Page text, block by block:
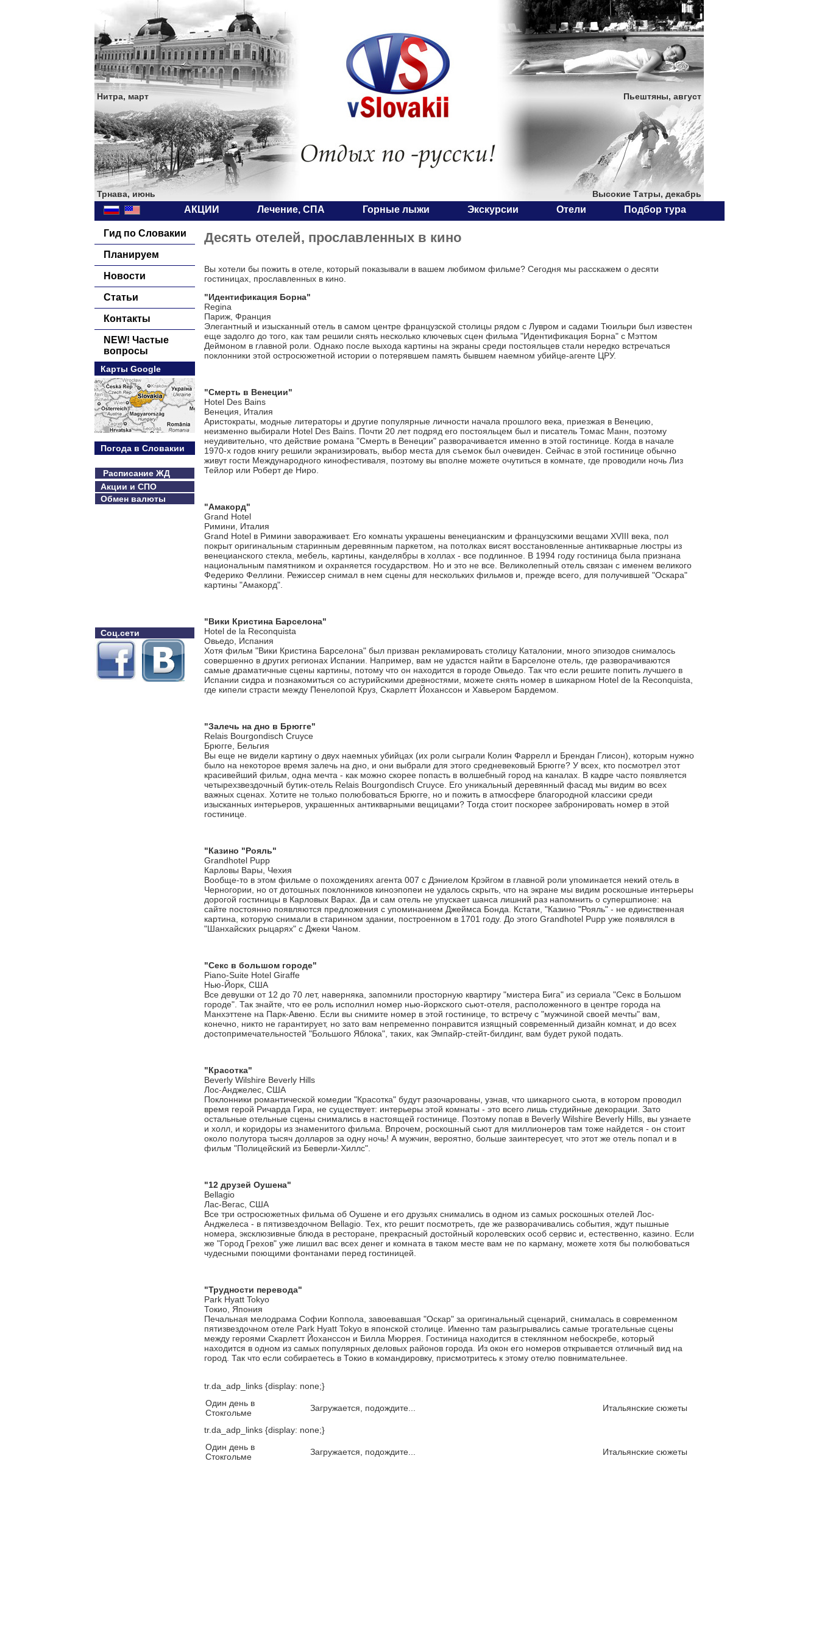
Нитра, март
Трнава, июнь
Пьештяны, август
Высокие Татры, декабрь
АКЦИИ Лечение, СПА Горные лыжи Экскурсии Отели Подбор тура
Гид по Словакии
Планируем
Новости
Статьи
Контакты
NEW! Частые
вопросы
Карты Google
Погода в Словакии
Расписание ЖД
Акции и СПО
Обмен валюты
Соц.сети
Десять отелей, прославленных в кино
Вы хотели бы пожить в отеле, который показывали в вашем любимом фильме? Сегодня мы расскажем о десяти
гостиницах, прославленных в кино.
"Идентификация Борна"
Regina
Париж, Франция
Элегантный и изысканный отель в самом центре французской столицы рядом с Лувром и садами Тюильри был известен
еще задолго до того, как там решили снять несколько ключевых сцен фильма "Идентификация Борна" с Мэттом
Деймоном в главной роли. Однако после выхода картины на экраны среди постояльцев стали нередко встречаться
поклонники этой остросюжетной истории о потерявшем память бывшем наемном убийце-агенте ЦРУ.
"Смерть в Венеции"
Hotel Des Bains
Венеция, Италия
Аристократы, модные литераторы и другие популярные личности начала прошлого века, приезжая в Венецию,
неизменно выбирали Hotel Des Bains. Почти 20 лет подряд его постояльцем был и писатель Томас Манн, поэтому
неудивительно, что действие романа "Смерть в Венеции" разворачивается именно в этой гостинице. Когда в начале
1970-х годов книгу решили экранизировать, выбор места для съемок был очевиден. Сейчас в этой гостинице обычно
живут гости Международного кинофестиваля, поэтому вы вполне можете очутиться в комнате, где проводили ночь Лиз
Тейлор или Роберт де Ниро.
"Амакорд"
Grand Hotel
Римини, Италия
Grand Hotel в Римини завораживает. Его комнаты украшены венецианским и французскими вещами XVIII века, пол
покрыт оригинальным старинным деревянным паркетом, на потолках висят восстановленные антикварные люстры из
венецианского стекла, мебель, картины, канделябры в холлах - все подлинное. В 1994 году гостиница была признана
национальным памятником и охраняется государством. Но и это не все. Великолепный отель связан с именем великого
Федерико Феллини. Режиссер снимал в нем сцены для нескольких фильмов и, прежде всего, для получившей "Оскара"
картины "Амакорд".
"Вики Кристина Барселона"
Hotel de la Reconquista
Овьедо, Испания
Хотя фильм "Вики Кристина Барселона" был призван рекламировать столицу Каталонии, много эпизодов снималось
совершенно в других регионах Испании. Например, вам не удастся найти в Барселоне отель, где разворачиваются
самые драматичные сцены картины, потому что он находится в городе Овьедо. Так что если решите попить лучшего в
Испании сидра и познакомиться со астурийскими древностями, можете снять номер в шикарном Hotel de la Reconquista,
где кипели страсти между Пенелопой Круз, Скарлетт Йоханссон и Хавьером Бардемом.
"Залечь на дно в Брюгге"
Relais Bourgondisch Cruyce
Брюгге, Бельгия
Вы еще не видели картину о двух наемных убийцах (их роли сыграли Колин Фаррелл и Брендан Глисон), которым нужно
было на некоторое время залечь на дно, и они выбрали для этого средневековый Брюгге? У всех, кто посмотрел этот
красивейший фильм, одна мечта - как можно скорее попасть в волшебный город на каналах. В кадре часто появляется
четырехзвездочный бутик-отель Relais Bourgondisch Cruyce. Его уникальный деревянный фасад мы видим во всех
важных сценах. Хотите не только полюбоваться Брюгге, но и пожить в атмосфере благородной классики среди
изысканных интерьеров, украшенных антикварными вещицами? Тогда стоит поскорее забронировать номер в этой
гостинице.
"Казино "Рояль"
Grandhotel Pupp
Карловы Вары, Чехия
Вообще-то в этом фильме о похождениях агента 007 с Дэниелом Крэйгом в главной роли упоминается некий отель в
Черногории, но от дотошных поклонников киноэпопеи не удалось скрыть, что на экране мы видим роскошные интерьеры
дорогой гостиницы в Карловых Варах. Да и сам отель не упускает шанса лишний раз напомнить о супершпионе: на
сайте постоянно появляются предложения с упоминанием Джеймса Бонда. Кстати, "Казино "Рояль" - не единственная
картина, которую снимали в старинном здании, построенном в 1701 году. До этого Grandhotel Pupp уже появлялся в
"Шанхайских рыцарях" с Джеки Чаном.
"Секс в большом городе"
Piano-Suite Hotel Giraffe
Нью-Йорк, США
Все девушки от 12 до 70 лет, наверняка, запомнили просторную квартиру "мистера Бига" из сериала "Секс в Большом
городе". Так знайте, что ее роль исполнил номер нью-йоркского сьют-отеля, расположенного в центре города на
Манхэттене на Парк-Авеню. Если вы снимите номер в этой гостинице, то встречу с "мужчиной своей мечты" вам,
конечно, никто не гарантирует, но зато вам непременно понравится изящный современный дизайн комнат, и до всех
достопримечательностей "Большого Яблока", таких, как Эмпайр-стейт-билдинг, вам будет рукой подать.
"Красотка"
Вeverly Wilshire Beverly Hills
Лос-Анджелес, США
Поклонники романтической комедии "Красотка" будут разочарованы, узнав, что шикарного сьюта, в котором проводил
время герой Ричарда Гира, не существует: интерьеры этой комнаты - это всего лишь студийные декорации. Зато
остальные отельные сцены снимались в настоящей гостинице. Поэтому попав в Вeverly Wilshire Beverly Hills, вы узнаете
и холл, и коридоры из знаменитого фильма. Впрочем, роскошный сьют для миллионеров там тоже найдется - он стоит
около полутора тысяч долларов за одну ночь! А мужчин, вероятно, больше заинтересует, что этот же отель попал и в
фильм "Полицейский из Беверли-Хиллс".
"12 друзей Оушена"
Bellagio
Лас-Вегас, США
Все три остросюжетных фильма об Оушене и его друзьях снимались в одном из самых роскошных отелей Лос-
Анджелеса - в пятизвездочном Bellagio. Тех, кто решит посмотреть, где же разворачивались события, ждут пышные
номера, эксклюзивные блюда в ресторане, прекрасный достойный королевских особ сервис и, естественно, казино. Если
же "Город Грехов" уже лишил вас всех денег и комната в таком месте вам не по карману, можете хотя бы полюбоваться
чудесными поющими фонтанами перед гостиницей.
"Трудности перевода"
Park Hyatt Tokyo
Токио, Япония
Печальная мелодрама Софии Коппола, завоевавшая "Оскар" за оригинальный сценарий, снималась в современном
пятизвездочном отеле Park Hyatt Tokyo в японской столице. Именно там разыгрывались самые трогательные сцены
между героями Скарлетт Йоханссон и Билла Мюррея. Гостиница находится в стеклянном небоскребе, который
находится в одном из самых популярных деловых районов города. Из окон его номеров открывается отличный вид на
город. Так что если собираетесь в Токио в командировку, присмотритесь к этому отелю повнимательнее.
tr.da_adp_links {display: none;}
Один день в
Стокгольме
Загружается, подождите... Итальянские сюжеты
tr.da_adp_links {display: none;}
Один день в
Стокгольме
Загружается, подождите... Итальянские сюжеты